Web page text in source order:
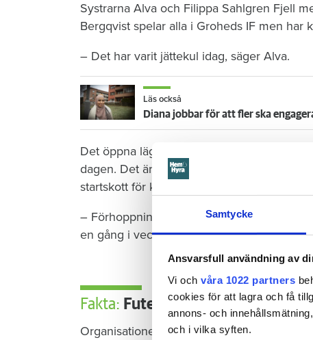
Samtycke
Ansvarsfull användning av
Vi och våra 1022 partners
cookies för att lagra och få
annons- och
och i vilka syften.
Systrarna Alva och Filippa Sahlgren Fjell
Bergqvist spelar alla i Groheds IF men har
– Det har varit jättekul idag, säger Alva.
Läs också
Diana jobbar för att fler ska
Det öppna lägret pågår mellan tio och två
dagen. Det är gratis och ingen föranmälan
startskott för kommande aktiviteter. Det
– Förhoppningen är att ledarna ska
en gång i veckan.
Fakta: Futebol da forcá
Organisationen bildades i Mozambique